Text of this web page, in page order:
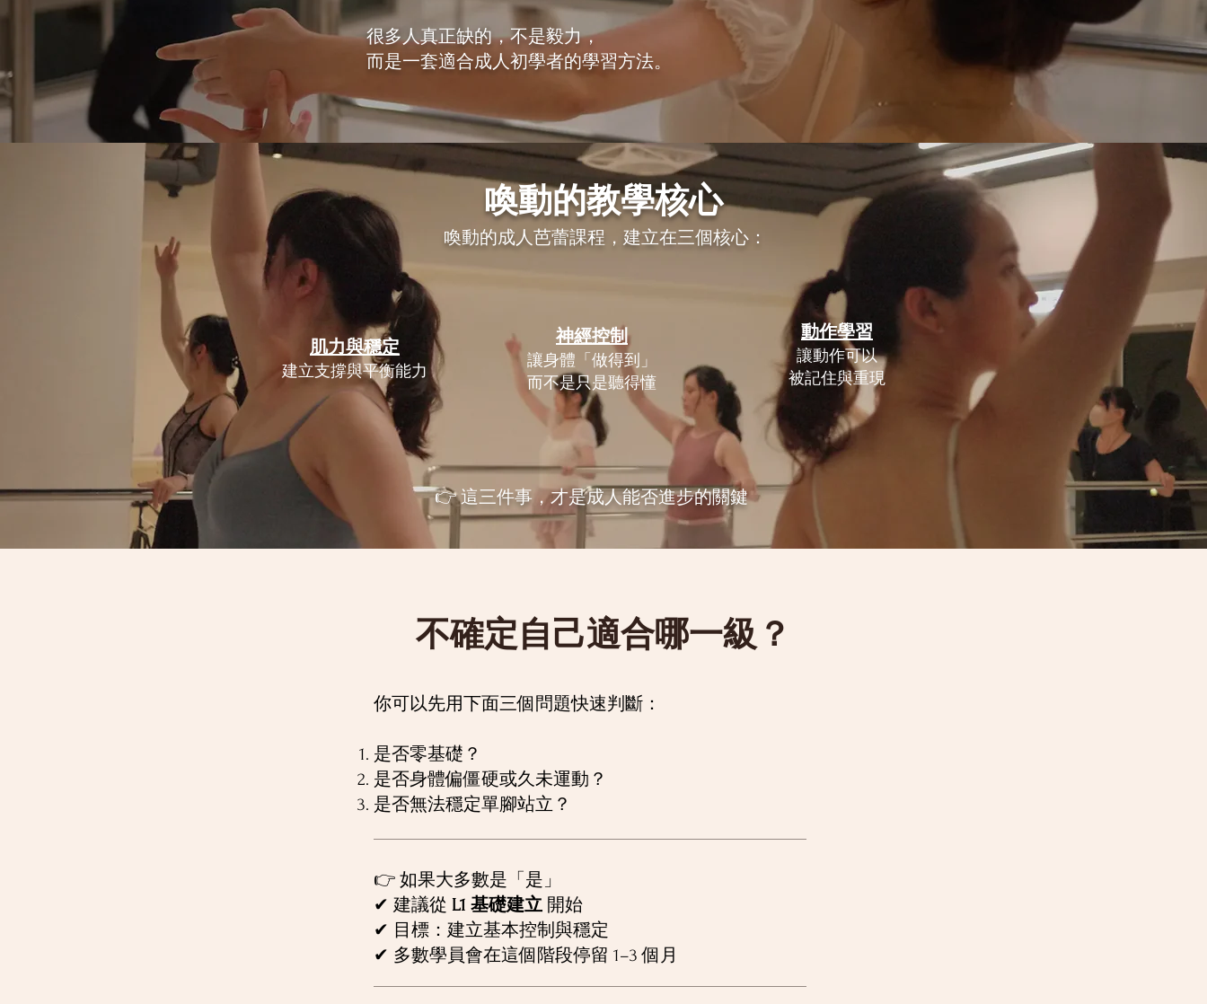
很多人真正缺的，不是毅力，
而是一套適合成人初學者的學習方法。
喚動的教學核心
喚動的成人芭蕾課程，建立在三個核心：​​
肌力與穩定
建立支撐與平衡能力​
神經控制
讓身體「做得到」
而不是只是聽得懂
動作學習
讓動作可以
被記住與重現
👉 這三件事，才是成人能否進步的關鍵
不確定自己適合哪一級？
你可以先用下面三個問題快速判斷：
是否零基礎？
是否身體偏僵硬或久未運動？
是否無法穩定單腳站立？
👉 如果大多數是「是」
✔ 建議從 L1 基礎建立 開始
✔ 目標：建立基本控制與穩定
✔ 多數學員會在這個階段停留 1–3 個月